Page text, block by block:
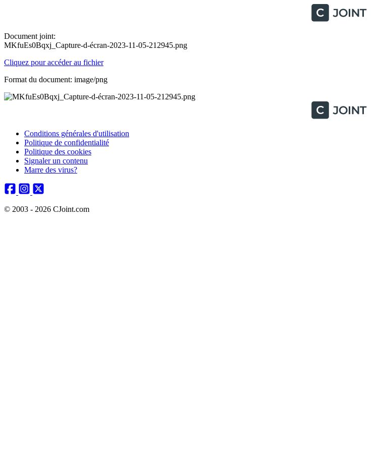
Document joint:
MKfuEs0Bqxj_Capture-d-écran-2023-11-05-212945.png
Cliquez pour accéder au fichier
Format du document: image/png
Conditions générales d'utilisation
Politique de confidentialité
Politique des cookies
Signaler un contenu
Marre des virus?
© 2003 - 2026 CJoint.com